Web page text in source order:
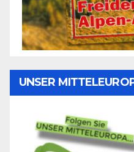
UNSER